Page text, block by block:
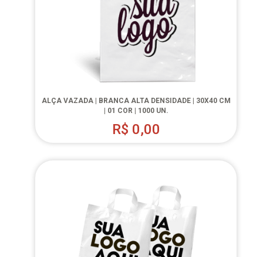
ALÇA VAZADA | BRANCA ALTA DENSIDADE | 30X40 CM
| 01 COR | 1000 UN.
R$ 0,00